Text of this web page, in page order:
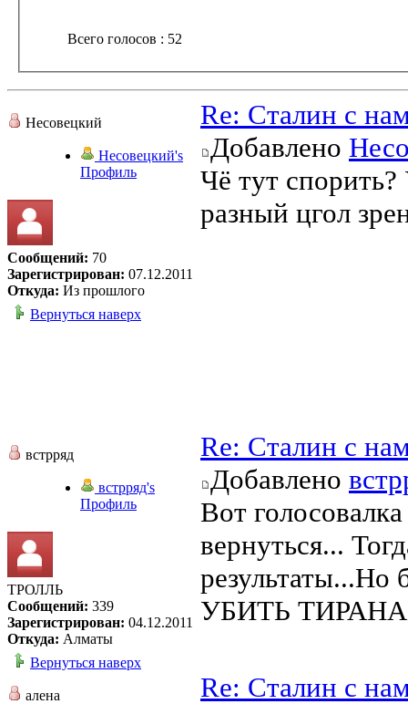
Всего голосов : 52
Несовецкий
Несовецкий's
Профиль
Сообщений: 70
Зарегистрирован: 07.12.2011
Откуда: Из прошлого
Re: Сталин с
Добавлено
Чё тут
разный цгол
Вернуться наверх
встрряд
встрряд's
Профиль
ТРОЛЛЬ
Сообщений: 339
Зарегистрирован: 04.12.2011
Откуда: Алматы
Re: Сталин с
Добавлено
Вот
вернуться...
результаты...Но
УБИТЬ
Вернуться наверх
алена
Re: Сталин с